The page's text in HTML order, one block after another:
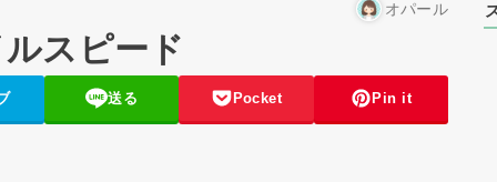
オパール
スピード
送る Pocket Pin it